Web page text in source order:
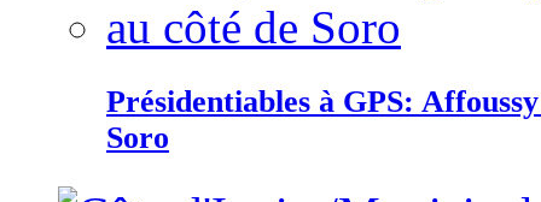
Présidentiables à GPS:
Soro